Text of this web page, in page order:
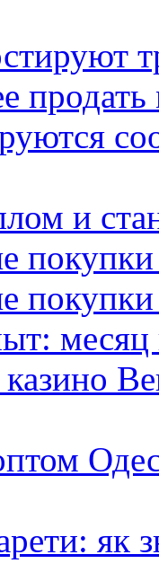
и
покупки
месяц
казино
як